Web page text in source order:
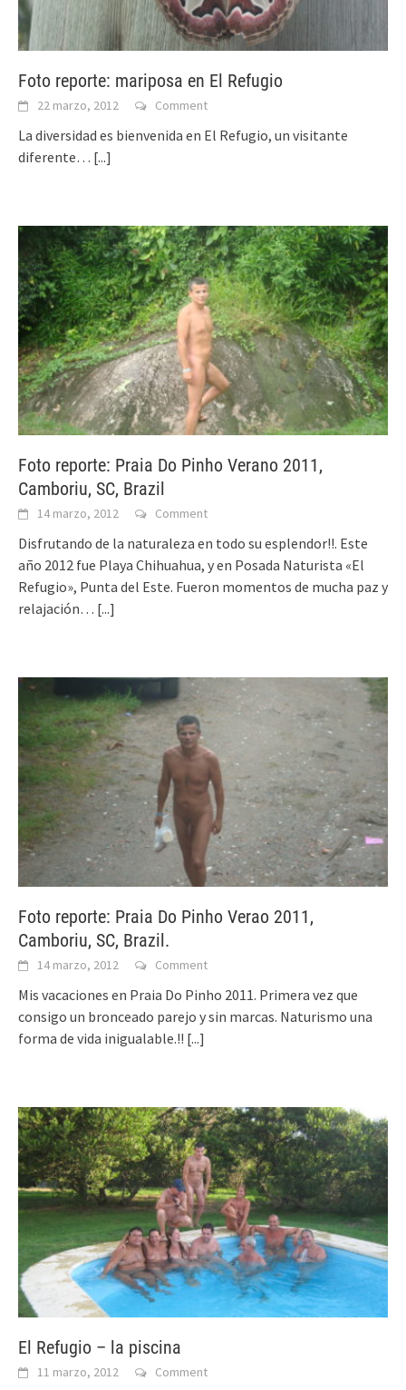
Foto reporte: mariposa en El Refugio
22 marzo, 2012 Comment
La diversidad es bienvenida en El Refugio, un visitante
diferente… [...]
Foto reporte: Praia Do Pinho Verano 2011,
Camboriu, SC, Brazil
14 marzo, 2012 Comment
Disfrutando de la naturaleza en todo su esplendor!!. Este
año 2012 fue Playa Chihuahua, y en Posada Naturista «El
Refugio», Punta del Este. Fueron momentos de mucha paz y
relajación… [...]
Foto reporte: Praia Do Pinho Verao 2011,
Camboriu, SC, Brazil.
14 marzo, 2012 Comment
Mis vacaciones en Praia Do Pinho 2011. Primera vez que
consigo un bronceado parejo y sin marcas. Naturismo una
forma de vida inigualable.!! [...]
El Refugio – la piscina
11 marzo, 2012 Comment